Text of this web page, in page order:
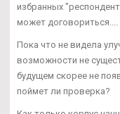
избранных
может договориться....
Пока что не видела
возможности не
будущем скорее не
поймет ли проверка?